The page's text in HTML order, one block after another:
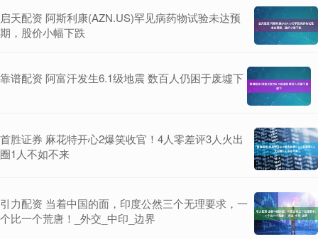
启天配资 阿斯利康(AZN.US)罕见病药物试验未达预
期，股价小幅下跌
靠谱配资 阿富汗发生6.1级地震 数百人仍困于废墟下
首胜证券 麻花特开心2爆笑收官！4人零差评3人火出
圈1人不如不来
引力配资 当着中国的面，印度公然三个无理要求，一
个比一个荒唐！_外交_中印_边界